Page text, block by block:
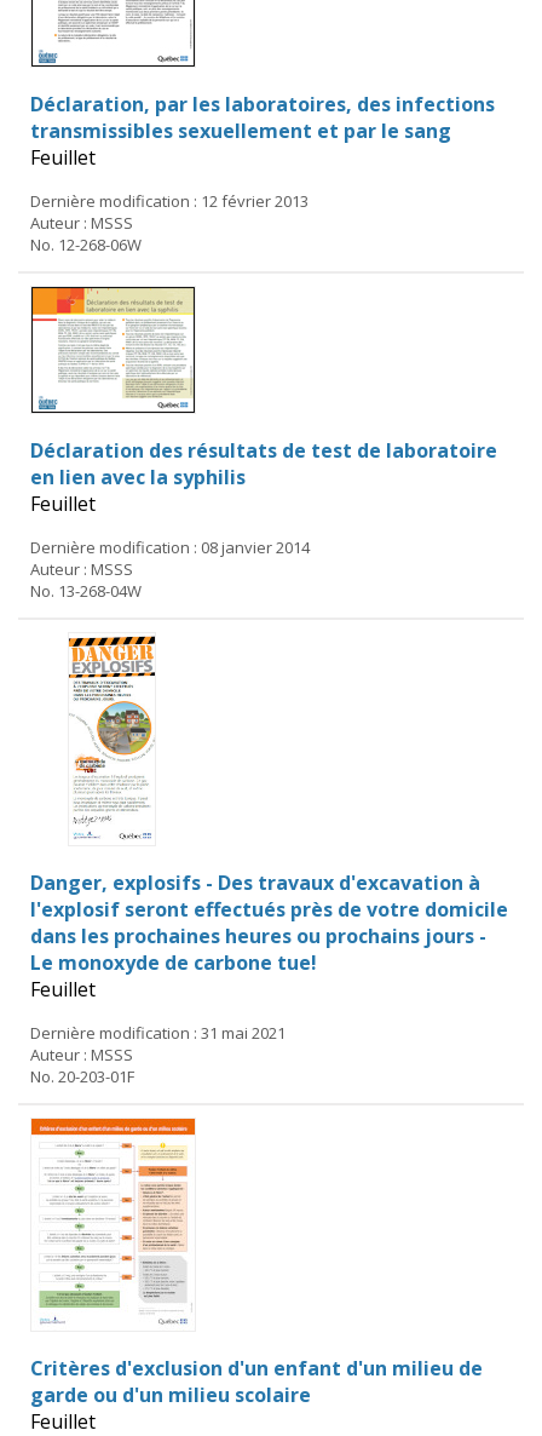
Déclaration, par les laboratoires, des infections
transmissibles sexuellement et par le sang
Feuillet
Dernière modification : 12 février 2013
Auteur : MSSS
No. 12-268-06W
Déclaration des résultats de test de laboratoire
en lien avec la syphilis
Feuillet
Dernière modification : 08 janvier 2014
Auteur : MSSS
No. 13-268-04W
Danger, explosifs - Des travaux d'excavation à
l'explosif seront effectués près de votre domicile
dans les prochaines heures ou prochains jours -
Le monoxyde de carbone tue!
Feuillet
Dernière modification : 31 mai 2021
Auteur : MSSS
No. 20-203-01F
Critères d'exclusion d'un enfant d'un milieu de
garde ou d'un milieu scolaire
Feuillet